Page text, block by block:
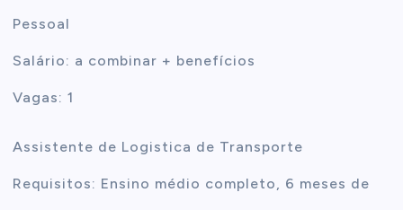
Pessoal
Salário: a combinar + benefícios
Vagas: 1
Assistente de Logistica de Transporte
Requisitos: Ensino médio completo, 6 meses de